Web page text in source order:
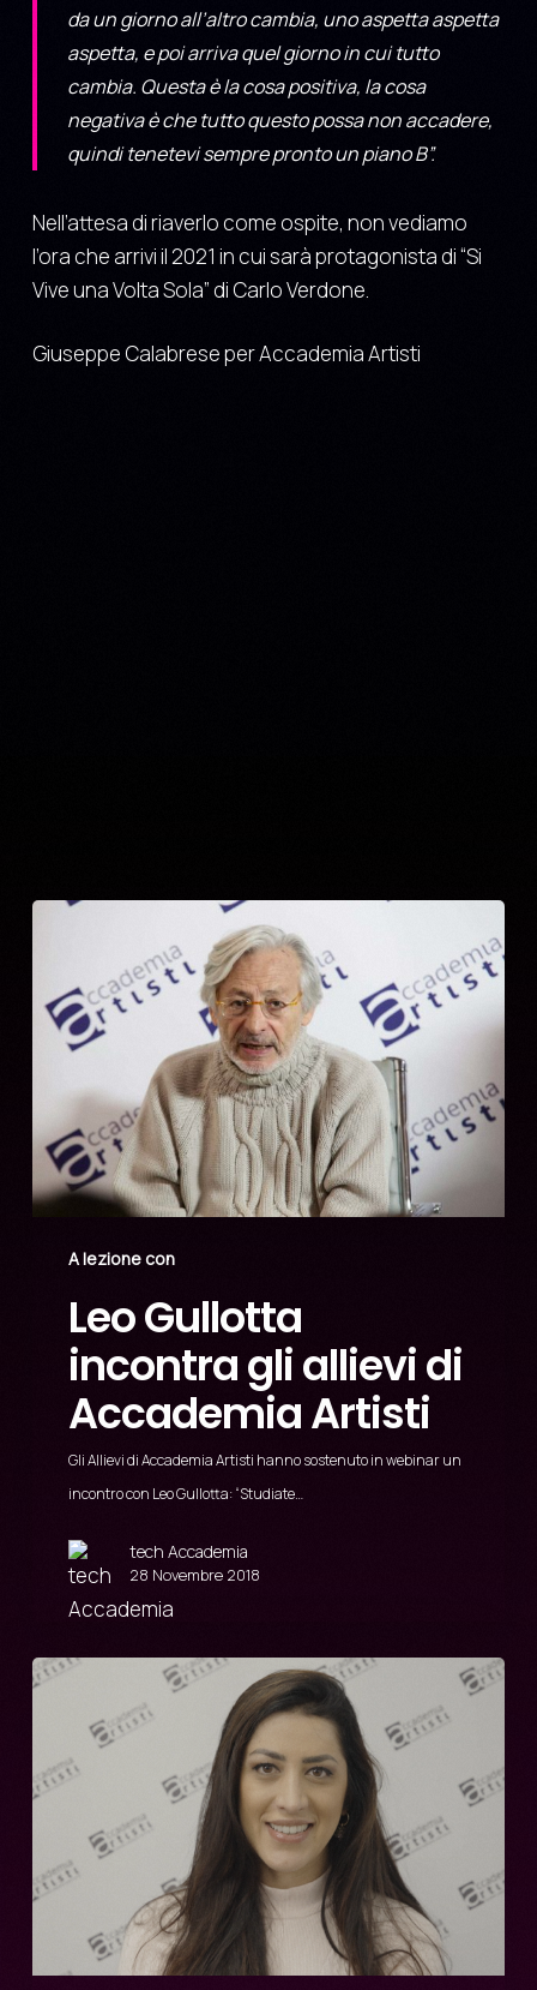
da un giorno all’altro cambia, uno aspetta aspetta
aspetta, e poi arriva quel giorno in cui tutto
cambia. Questa è la cosa positiva, la cosa
negativa è che tutto questo possa non accadere,
quindi tenetevi sempre pronto un piano B”.
Nell’attesa di riaverlo come ospite, non vediamo
l’ora che arrivi il 2021 in cui sarà protagonista di “Si
Vive una Volta Sola” di Carlo Verdone.
Giuseppe Calabrese per Accademia Artisti
A lezione con
Leo Gullotta
incontra gli allievi di
Accademia Artisti
Gli Allievi di Accademia Artisti hanno sostenuto in webinar un
incontro con Leo Gullotta: “Studiate…
tech Accademia
28 Novembre 2018